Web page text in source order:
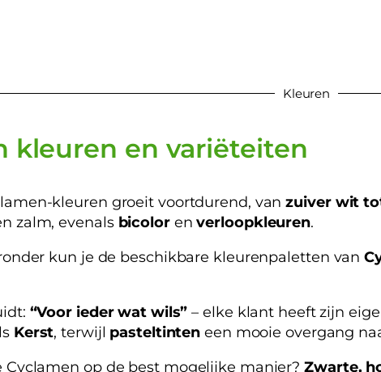
Kleuren
kleuren en variëteiten
kleuren groeit voortdurend, vanzuiver wit
zalm, evenals bicolorenverloopkleuren.
kun je de beschikbare kleurenpaletten van
“Voor ieder wat wils” – elke klant heeft zijn
Kerst, terwijl pasteltinten een mooie overgang
Cyclamen op de best mogelijke manier?Zwarte,